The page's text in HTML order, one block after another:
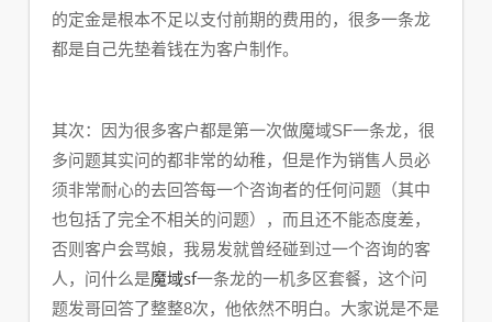
的定金是根本不足以支付前期的费用的，很多一条龙
都是自己先垫着钱在为客户制作。
其次：因为很多客户都是第一次做魔域SF一条龙，很
多问题其实问的都非常的幼稚，但是作为销售人员必
须非常耐心的去回答每一个咨询者的任何问题（其中
也包括了完全不相关的问题），而且还不能态度差，
否则客户会骂娘，我易发就曾经碰到过一个咨询的客
人，问什么是魔域sf一条龙的一机多区套餐，这个问
题发哥回答了整整8次，他依然不明白。大家说是不是